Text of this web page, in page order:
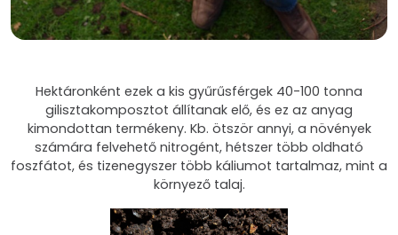
Hektáronként ezek a kis gyűrűsférgek 40-100 tonna
gilisztakomposztot állítanak elő, és ez az anyag
kimondottan termékeny. Kb. ötször annyi, a növények
számára felvehető nitrogént, hétszer több oldható
foszfátot, és tizenegyszer több káliumot tartalmaz, mint a
környező talaj.